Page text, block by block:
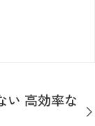
い 高効率な